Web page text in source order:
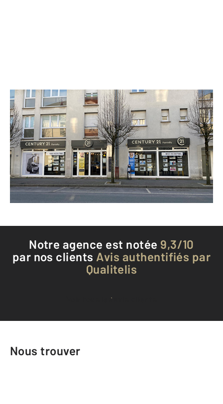
CENTURY 21 Famidly
35 avenue du Général de Gaulle
PONTAULT COMBAULT - 77340
Envoyer un message
Téléphoner à l'agence
Notre agence est notée 9,3/10
par nos clients Avis authentifiés par
Qualitelis
Voir tous les avis clients
Nous trouver